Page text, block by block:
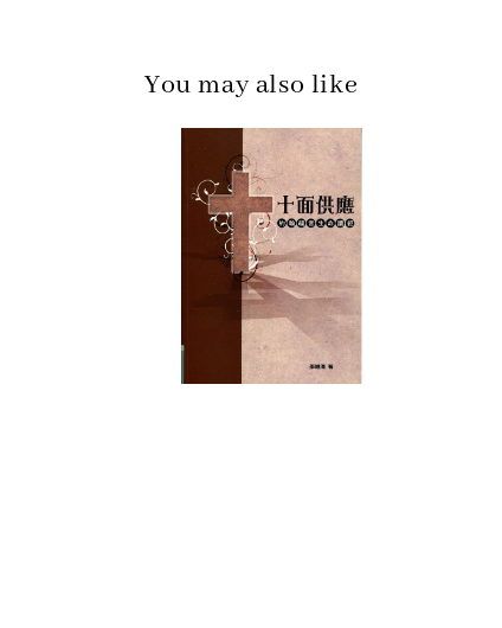
You may also like